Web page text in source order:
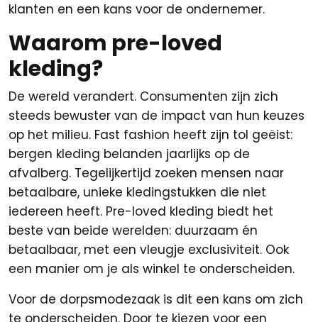
klanten en een kans voor de ondernemer.
Waarom pre-loved
kleding?
De wereld verandert. Consumenten zijn zich
steeds bewuster van de impact van hun keuzes
op het milieu. Fast fashion heeft zijn tol geëist:
bergen kleding belanden jaarlijks op de
afvalberg. Tegelijkertijd zoeken mensen naar
betaalbare, unieke kledingstukken die niet
iedereen heeft. Pre-loved kleding biedt het
beste van beide werelden: duurzaam én
betaalbaar, met een vleugje exclusiviteit. Ook
een manier om je als winkel te onderscheiden.
Voor de dorpsmodezaak is dit een kans om zich
te onderscheiden. Door te kiezen voor een